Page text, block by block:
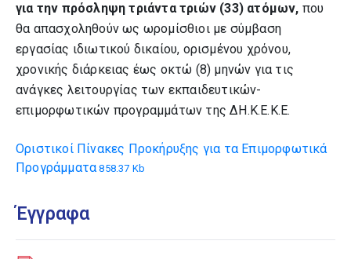
για την πρόσληψη τριάντα τριών (33) ατόμων, που
θα απασχοληθούν ως ωρομίσθιοι με σύμβαση
εργασίας ιδιωτικού δικαίου, ορισμένου χρόνου,
χρονικής διάρκειας έως οκτώ (8) μηνών για τις
ανάγκες λειτουργίας των εκπαιδευτικών-
επιμορφωτικών προγραμμάτων της ΔΗ.Κ.Ε.Κ.Ε.
Οριστικοί Πίνακες Προκήρυξης για τα Επιμορφωτικά
Προγράμματα858.37 Kb
Έγγραφα